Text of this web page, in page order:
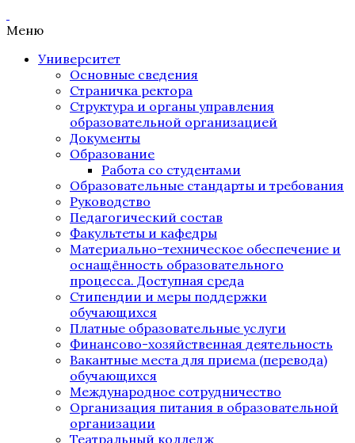
Меню
Университет
Основные сведения
Страничка ректора
Структура и органы управления
образовательной организацией
Документы
Образование
Работа со студентами
Образовательные стандарты и требования
Руководство
Педагогический состав
Факультеты и кафедры
Материально-техническое обеспечение и
оснащённость образовательного
процесса. Доступная среда
Стипендии и меры поддержки
обучающихся
Платные образовательные услуги
Финансово-хозяйственная деятельность
Вакантные места для приема (перевода)
обучающихся
Международное сотрудничество
Организация питания в образовательной
организации
Театральный колледж